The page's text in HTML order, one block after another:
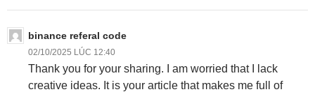
binance referal code
02/10/2025 LÚC 12:40
Thank you for your sharing. I am worried that I lack
creative ideas. It is your article that makes me full of